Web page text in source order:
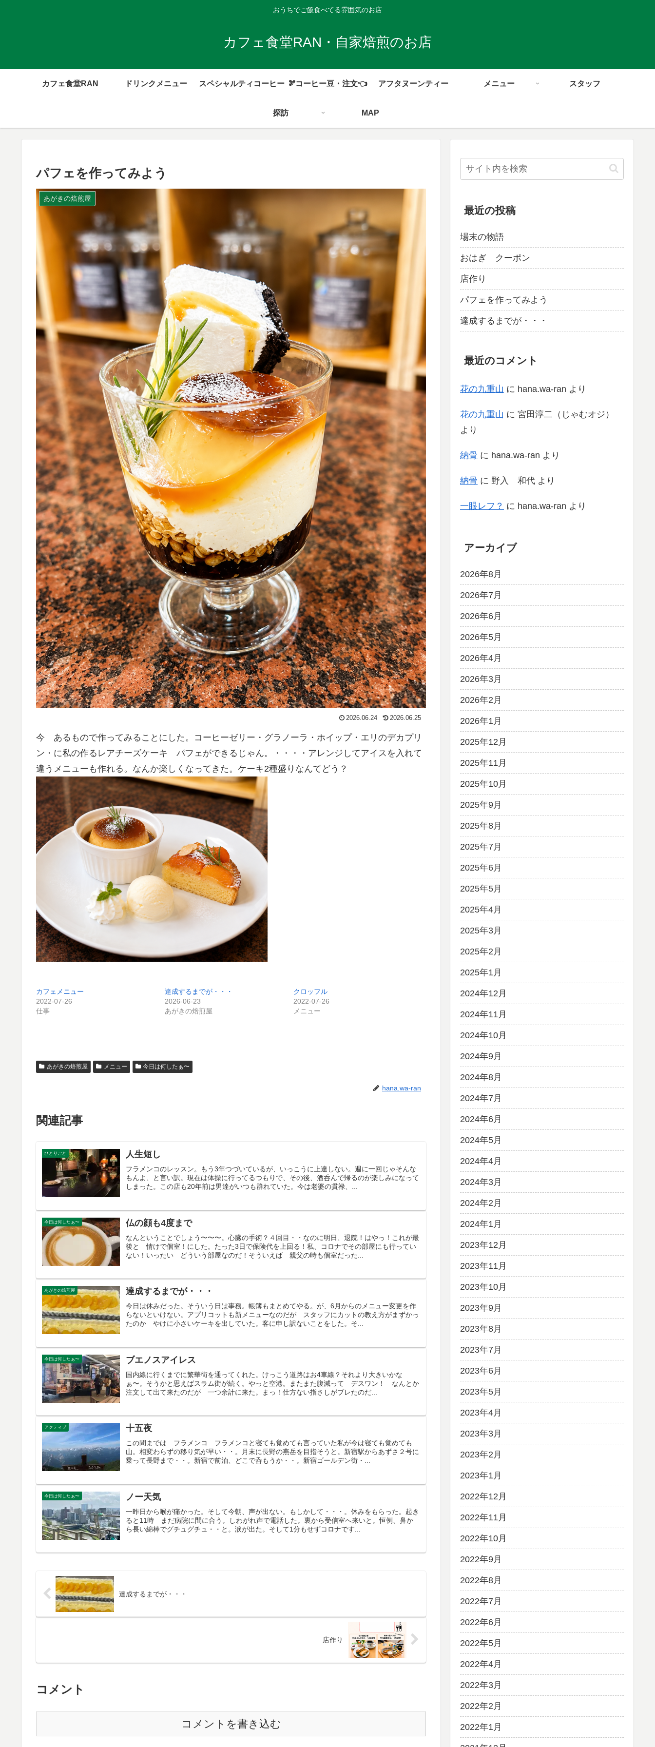
おうちでご飯食べてる雰囲気のお店
カフェ食堂RAN・自家焙煎のお店
カフェ食堂RAN ドリンクメニュー スペシャルティコーヒー 🫘コーヒー豆・注文👈 アフタヌーンティー メニュー スタッフ
探訪 MAP
パフェを作ってみよう
あがきの焙煎屋
2026.06.24 2026.06.25
今 あるもので作ってみることにした。コーヒーゼリー・グラノーラ・ホイップ・エリのデカプリ
ン・に私の作るレアチーズケーキ パフェができるじゃん。・・・・アレンジしてアイスを入れて
違うメニューも作れる。なんか楽しくなってきた。ケーキ2種盛りなんてどう？
カフェメニュー
2022-07-26
仕事
達成するまでが・・・
2026-06-23
あがきの焙煎屋
クロッフル
2022-07-26
メニュー
あがきの焙煎屋 メニュー 今日は何したぁ〜
hana.wa-ran
関連記事
ひとりごと 人生短し
フラメンコのレッスン。もう3年つづいているが、いっこうに上達しない。週に一回じゃそんな
もんよ、と言い訳。現在は体操に行ってるつもりで、その後、酒呑んで帰るのが楽しみになって
しまった。この店も20年前は男達がいつも群れていた。今は老婆の貫禄、...
今日は何したぁ〜 仏の顔も4度まで
なんということでしょう〜〜〜。心臓の手術？４回目・・なのに明日、退院！はやっ！これが最
後と 情けで個室！にした。たった3日で保険代を上回る！私、コロナでその部屋にも行ってい
ない！いったい どういう部屋なのだ！そういえば 親父の時も個室だった...
あがきの焙煎屋 達成するまでが・・・
今日は休みだった。そういう日は事務。帳簿もまとめてやる。が、6月からのメニュー変更を作
らないといけない。アプリコットも新メニューなのだが スタッフにカットの教え方がまずかっ
たのか やけに小さいケーキを出していた。客に申し訳ないことをした。そ...
今日は何したぁ〜 ブエノスアイレス
国内線に行くまでに繁華街を通ってくれた。けっこう道路はお4車線？それより大きいかな
ぁ〜。そうかと思えばスラム街が続く。やっと空港。またまた腹減って デスワン！ なんとか
注文して出て来たのだが 一つ余計に来た。まっ！仕方ない指さしがブレたのだ...
アクティブ 十五夜
この間までは フラメンコ フラメンコと寝ても覚めても言っていた私が今は寝ても覚めても
山。相変わらずの移り気が早い・・。月末に長野の燕岳を目指そうと。新宿駅からあずさ２号に
乗って長野まで・・。新宿で前泊、どこで呑もうか・・。新宿ゴールデン街・...
今日は何したぁ〜 ノー天気
一昨日から喉が痛かった。そして今朝、声が出ない。もしかして・・・。休みをもらった。起き
ると11時 まだ病院に間に合う。しわがれ声で電話した。裏から受信室へ来いと。恒例、鼻か
ら長い綿棒でグチュグチュ・・と。涙が出た。そして1分もせずコロナです...
達成するまでが・・・
店作り
コメント
コメントを書き込む
最近の投稿
場末の物語
おはぎ クーポン
店作り
パフェを作ってみよう
達成するまでが・・・
最近のコメント
花の九重山 に hana.wa-ran より
花の九重山 に 宮田淳二（じゃむオジ）
より
納骨 に hana.wa-ran より
納骨 に 野入 和代 より
一眼レフ？ に hana.wa-ran より
アーカイブ
2026年8月
2026年7月
2026年6月
2026年5月
2026年4月
2026年3月
2026年2月
2026年1月
2025年12月
2025年11月
2025年10月
2025年9月
2025年8月
2025年7月
2025年6月
2025年5月
2025年4月
2025年3月
2025年2月
2025年1月
2024年12月
2024年11月
2024年10月
2024年9月
2024年8月
2024年7月
2024年6月
2024年5月
2024年4月
2024年3月
2024年2月
2024年1月
2023年12月
2023年11月
2023年10月
2023年9月
2023年8月
2023年7月
2023年6月
2023年5月
2023年4月
2023年3月
2023年2月
2023年1月
2022年12月
2022年11月
2022年10月
2022年9月
2022年8月
2022年7月
2022年6月
2022年5月
2022年4月
2022年3月
2022年2月
2022年1月